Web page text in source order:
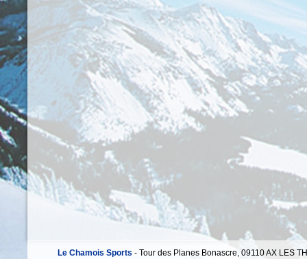
Le Chamois Sports - Tour des Planes Bonascre, 09110 AX LES